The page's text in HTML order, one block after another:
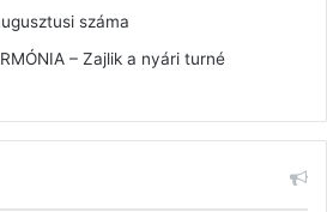
száma
– Zajlik a nyári turné